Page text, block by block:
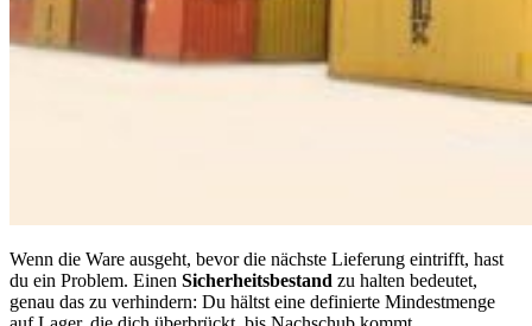
Wenn die Ware ausgeht, bevor die nächste Lieferung eintrifft, hast
du ein Problem. Einen Sicherheitsbestand zu halten bedeutet,
genau das zu verhindern: Du hältst eine definierte Mindestmenge